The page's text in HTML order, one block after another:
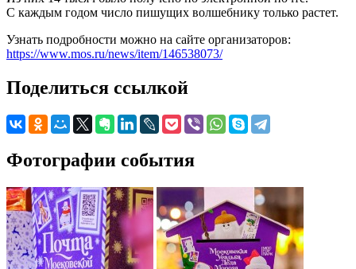
С каждым годом число пишущих волшебнику только растет.
Узнать подробности можно на сайте организаторов:
https://www.mos.ru/news/item/146538073/
Поделиться ссылкой
Фотографии события